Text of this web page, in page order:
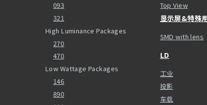
093
321
High Luminance Packages
270
470
Low Wattage Packages
146
890
Top View
显示屏&特殊
SMD with lens
LD
工业
投影
车载